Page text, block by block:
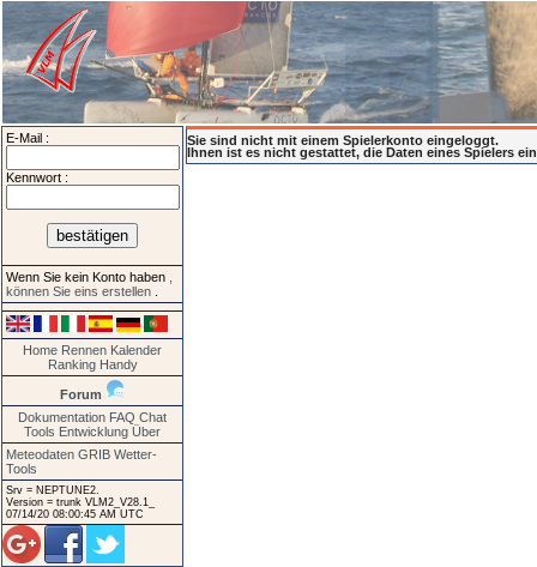
E-Mail :
Kennwort :
Wenn Sie kein Konto haben
können Sie eins erstellen
Home Rennen Kalender
Ranking Handy
Forum
Dokumentation FAQ Chat
Tools Entwicklung Über
Meteodaten GRIB Wetter-
Tools
Srv = NEPTUNE2.
Version = trunk VLM2_V28.1_
07/14/20 08:00:45 AM UTC
Sie sind nicht mit einem Spielerkonto eingeloggt.
Ihnen ist es nicht gestattet, die Daten eines Spielers